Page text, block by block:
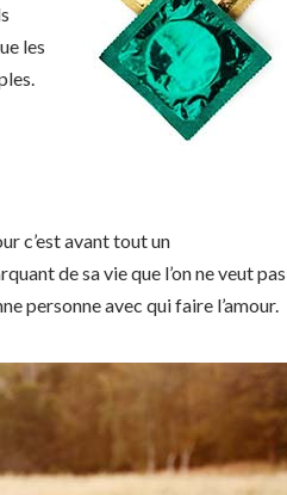
les
c’est avant tout un
de sa vie que l’on ne veut pas
personne avec qui faire l’amour.